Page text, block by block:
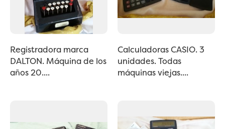
Registradora marca
DALTON. Máquina de los
años 20....
Calculadoras CASIO. 3
unidades. Todas
máquinas viejas....